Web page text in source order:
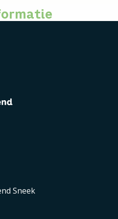
Sneek